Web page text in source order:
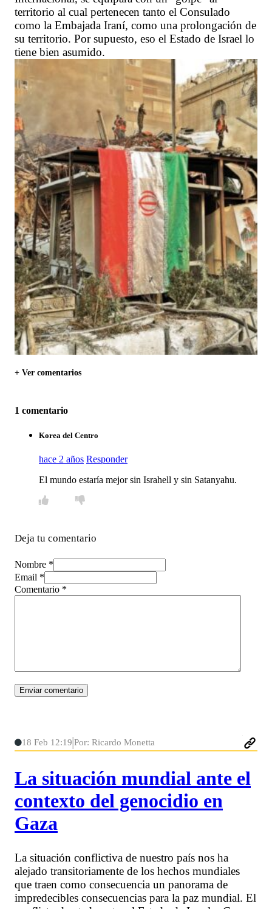
territorio al cual pertenecen tanto el Consulado
como la Embajada Iraní, como una prolongación de
su territorio. Por supuesto, eso el Estado de Israel lo
tiene bien asumido.
+ Ver comentarios
1 comentario
Korea del Centro
hace 2 años Responder
El mundo estaría mejor sin Israhell y sin Satanyahu.
Deja tu comentario
Nombre *
Email *
Comentario *
18 Feb 12:19 Por: Ricardo Monetta
La situación mundial ante el
contexto del genocidio en
Gaza
La situación conflictiva de nuestro país nos ha
alejado transitoriamente de los hechos mundiales
que traen como consecuencia un panorama de
impredecibles consecuencias para la paz mundial. El